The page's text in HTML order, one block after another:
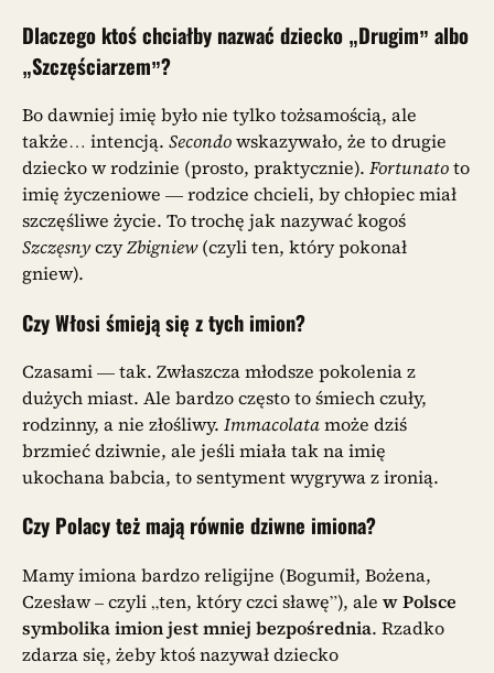
Dlaczego ktoś chciałby nazwać dziecko „Drugim” albo
„Szczęściarzem”?
Bo dawniej imię było nie tylko tożsamością, ale
także… intencją. Secondowskazywało, że to drugie
dziecko w rodzinie (prosto, praktycznie). Fortunatoto
imię życzeniowe — rodzice chcieli, by chłopiec miał
szczęśliwe życie. To trochę jak nazywać kogoś
SzczęsnyczyZbigniew(czyli ten, który pokonał
gniew).
Czy Włosi śmieją się z tych imion?
Czasami — tak. Zwłaszcza młodsze pokolenia z
dużych miast. Ale bardzo często to śmiech czuły,
rodzinny, a nie złośliwy. Immacolatamoże dziś
brzmieć dziwnie, ale jeśli miała tak na imię
ukochana babcia, to sentyment wygrywa z ironią.
Czy Polacy też mają równie dziwne imiona?
Mamy imiona bardzo religijne (Bogumił, Bożena,
Czesław – czyli „ten, który czci sławę”), ale w Polsce
symbolika imion jest mniej bezpośrednia. Rzadko
zdarza się, żeby ktoś nazywał dziecko